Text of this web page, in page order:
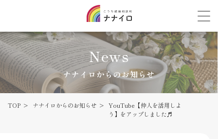
News
ナナイロからのお知らせ
TOP ナナイロからのお知らせ
YouTube【仲人を活用しよ
う】をアップしました♬